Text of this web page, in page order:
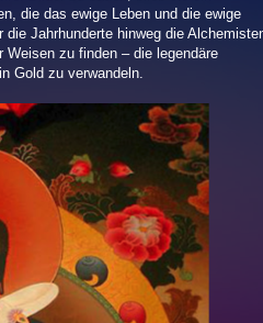
die das ewige Leben und die ewige
Jahrhunderte hinweg die
zu finden – die legendäre
Gold zu verwandeln.